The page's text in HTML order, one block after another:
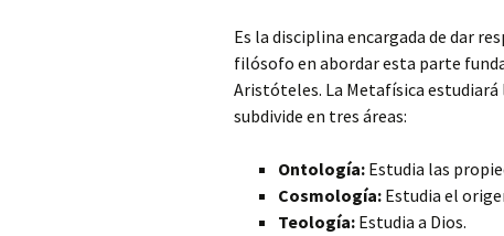
Es la disciplina encargada de dar
filósofo en abordar esta parte
Aristóteles. La Metafísica
subdivide en tres áreas:
Ontología: Estudia las
Cosmología: Estudia el
Teología: Estudia a Dios.